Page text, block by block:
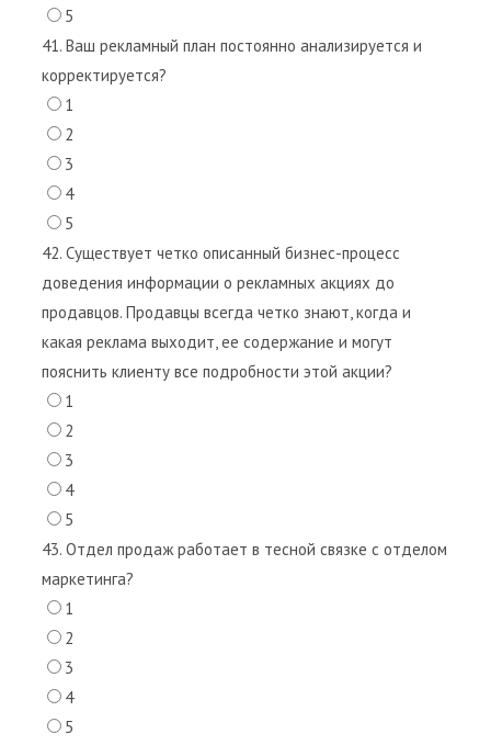
5
41. Ваш рекламный план постоянно анализируется и
корректируется?
1
2
3
4
5
42. Существует четко описанный бизнес-процесс
доведения информации о рекламных акциях до
продавцов. Продавцы всегда четко знают, когда и
какая реклама выходит, ее содержание и могут
пояснить клиенту все подробности этой акции?
1
2
3
4
5
43. Отдел продаж работает в тесной связке с отделом
маркетинга?
1
2
3
4
5